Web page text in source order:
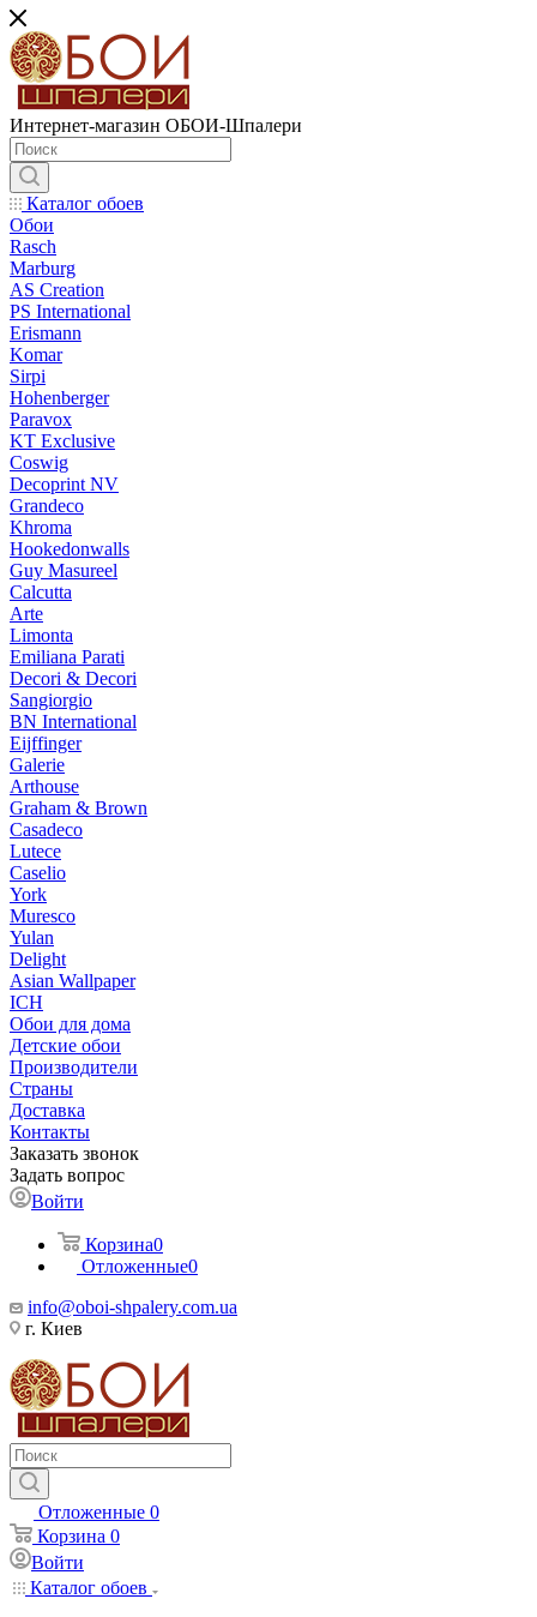
Интернет-магазин ОБОИ-Шпалери
Каталог обоев
Обои
Rasch
Marburg
AS Creation
PS International
Erismann
Komar
Sirpi
Hohenberger
Paravox
KT Exclusive
Coswig
Decoprint NV
Grandeco
Khroma
Hookedonwalls
Guy Masureel
Calcutta
Arte
Limonta
Emiliana Parati
Decori & Decori
Sangiorgio
BN International
Eijffinger
Galerie
Arthouse
Graham & Brown
Casadeco
Lutece
Caselio
York
Muresco
Yulan
Delight
Asian Wallpaper
ICH
Обои для дома
Детские обои
Производители
Страны
Доставка
Контакты
Заказать звонок
Задать вопрос
Войти
Корзина0
Отложенные0
info@oboi-shpalery.com.ua
г. Киев
Отложенные 0
Корзина 0
Войти
Каталог обоев